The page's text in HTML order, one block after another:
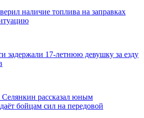
наличие топлива на заправках
задержали 17-летнюю девушку за езду
рассказал юным
бойцам сил на передовой